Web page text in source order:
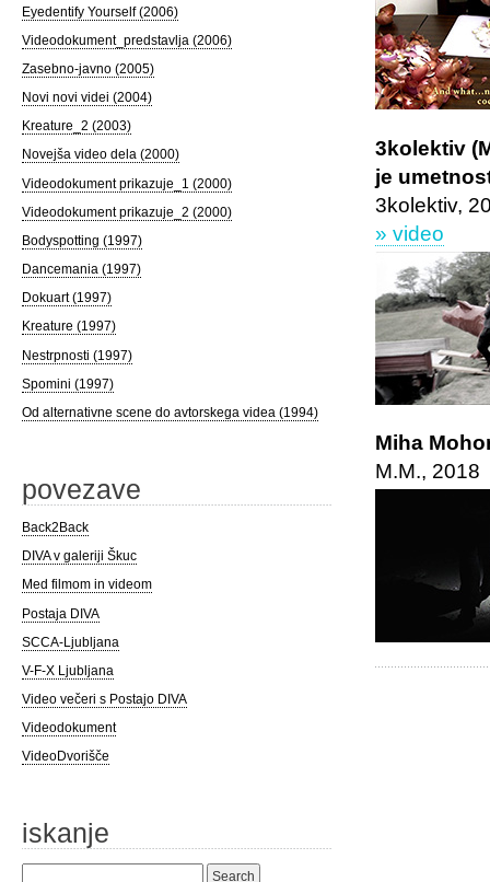
3kolektiv
je
3kolektiv,
» video
Miha
M.M., 2018
Eyedentify Yourself (2006)
Videodokument_predstavlja (2006)
Zasebno-javno (2005)
Novi novi videi (2004)
Kreature_2 (2003)
Novejša video dela (2000)
Videodokument prikazuje_1 (2000)
Videodokument prikazuje_2 (2000)
Bodyspotting (1997)
Dancemania (1997)
Dokuart (1997)
Kreature (1997)
Nestrpnosti (1997)
Spomini (1997)
Od alternativne scene do avtorskega videa (1994)
povezave
Back2Back
DIVA v galeriji Škuc
Med filmom in videom
Postaja DIVA
SCCA-Ljubljana
V-F-X Ljubljana
Video večeri s Postajo DIVA
Videodokument
VideoDvorišče
iskanje